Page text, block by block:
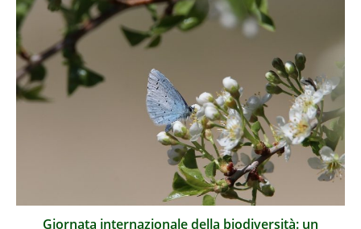
Giornata internazionale della biodiversità: un